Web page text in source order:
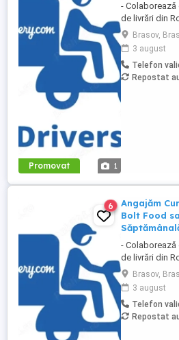
Promovat 1
- Colaborează
de livrări din
rapid! -
transport
motocicletă
cu acces la
săptămânală,
Brasov,
3 august
Telefon
Repostat
6
Angajăm
Bolt Food
- Colaborează
de livrări din
rapid! -
transport
motocicletă
cu acces la
săptămânală,
Brasov,
3 august
Telefon
Repostat